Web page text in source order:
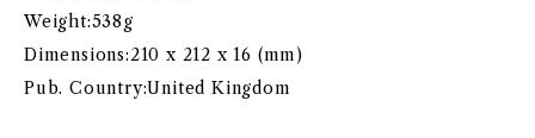
Weight:538g
Dimensions:210 x 212 x 16 (mm)
Pub. Country:United Kingdom